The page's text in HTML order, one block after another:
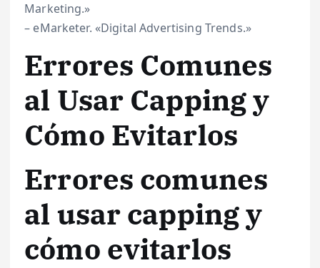
Marketing.»
– eMarketer. «Digital Advertising Trends.»
Errores Comunes
al Usar Capping y
Cómo Evitarlos
Errores comunes
al usar capping y
cómo evitarlos